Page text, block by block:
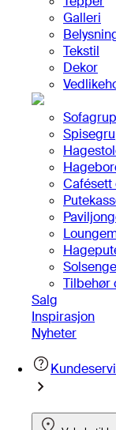
Galleri
Tekstil
Dekor
Cafésett
Tilbehør
Salg
Inspirasjon
Nyheter